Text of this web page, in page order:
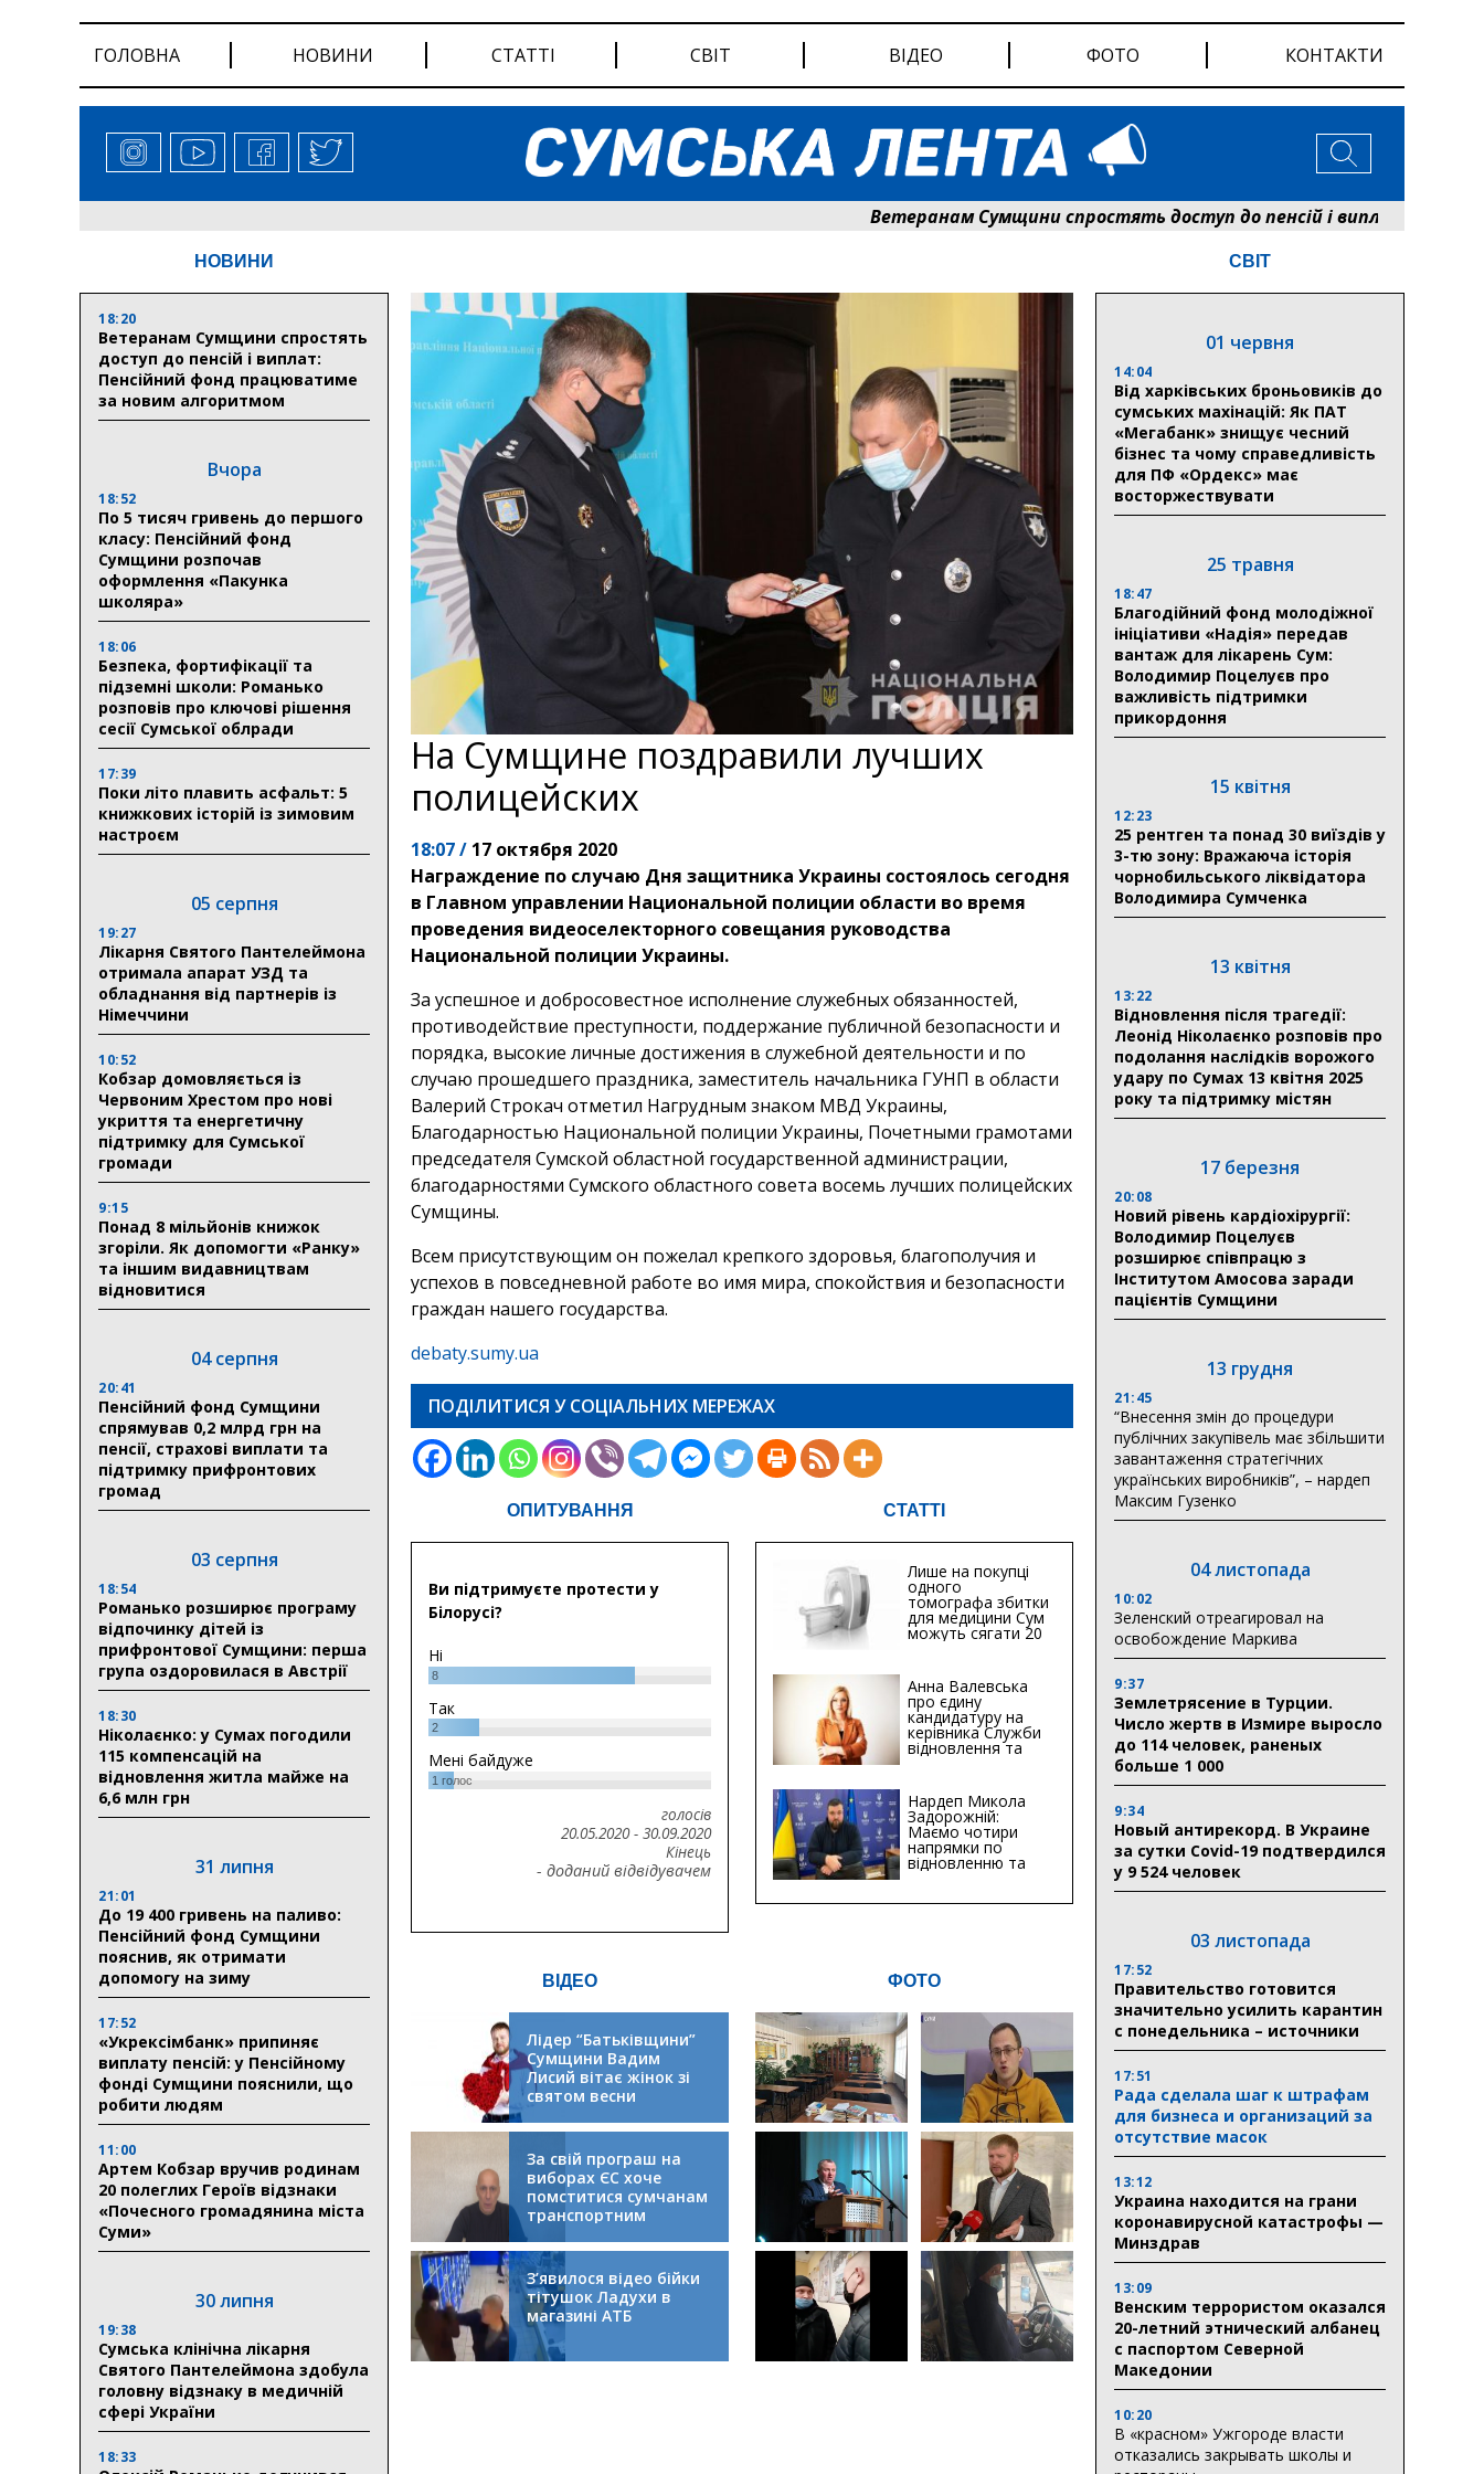
ГОЛОВНА НОВИНИ СТАТТІ СВІТ ВІДЕО ФОТО КОНТАКТИ
Ветеранам Сумщини спростять доступ до пенсій і виплат:
НОВИНИ
18:20
Ветеранам Сумщини спростять
доступ до пенсій і виплат:
Пенсійний фонд працюватиме
за новим алгоритмом
Вчора
18:52
По 5 тисяч гривень до першого
класу: Пенсійний фонд
Сумщини розпочав
оформлення «Пакунка
школяра»
18:06
Безпека, фортифікації та
підземні школи: Романько
розповів про ключові рішення
сесії Сумської облради
17:39
Поки літо плавить асфальт: 5
книжкових історій із зимовим
настроєм
05 серпня
19:27
Лікарня Святого Пантелеймона
отримала апарат УЗД та
обладнання від партнерів із
Німеччини
10:52
Кобзар домовляється із
Червоним Хрестом про нові
укриття та енергетичну
підтримку для Сумської
громади
9:15
Понад 8 мільйонів книжок
згоріли. Як допомогти «Ранку»
та іншим видавництвам
відновитися
04 серпня
20:41
Пенсійний фонд Сумщини
спрямував 0,2 млрд грн на
пенсії, страхові виплати та
підтримку прифронтових
громад
03 серпня
18:54
Романько розширює програму
відпочинку дітей із
прифронтової Сумщини: перша
група оздоровилася в Австрії
18:30
Ніколаєнко: у Сумах погодили
115 компенсацій на
відновлення житла майже на
6,6 млн грн
31 липня
21:01
До 19 400 гривень на паливо:
Пенсійний фонд Сумщини
пояснив, як отримати
допомогу на зиму
17:52
«Укрексімбанк» припиняє
виплату пенсій: у Пенсійному
фонді Сумщини пояснили, що
робити людям
11:00
Артем Кобзар вручив родинам
20 полеглих Героїв відзнаки
«Почесного громадянина міста
Суми»
30 липня
19:38
Сумська клінічна лікарня
Святого Пантелеймона здобула
головну відзнаку в медичній
сфері України
18:33
На Сумщине поздравили лучших
полицейских
18:07 / 17 октября 2020
Награждение по случаю Дня защитника Украины состоялось сегодня
в Главном управлении Национальной полиции области во время
проведения видеоселекторного совещания руководства
Национальной полиции Украины.
За успешное и добросовестное исполнение служебных обязанностей,
противодействие преступности, поддержание публичной безопасности и
порядка, высокие личные достижения в служебной деятельности и по
случаю прошедшего праздника, заместитель начальника ГУНП в области
Валерий Строкач отметил Нагрудным знаком МВД Украины,
Благодарностью Национальной полиции Украины, Почетными грамотами
председателя Сумской областной государственной администрации,
благодарностями Сумского областного совета восемь лучших полицейских
Сумщины.
Всем присутствующим он пожелал крепкого здоровья, благополучия и
успехов в повседневной работе во имя мира, спокойствия и безопасности
граждан нашего государства.
debaty.sumy.ua
ПОДІЛИТИСЯ У СОЦІАЛЬНИХ МЕРЕЖАХ
ОПИТУВАННЯ
Ви підтримуєте протести у
Білорусі?
Ні
8
Так
2
Мені байдуже
1голос
голосів
20.05.2020- 30.09.2020
Кінець
- доданий відвідувачем
СТАТТІ
Лише на покупці
одного
томографа збитки
для медицини Сум
можуть сягати 20
мільйонів гривень
Анна Валевська
про єдину
кандидатуру на
керівника Служби
відновлення та
інфраструктури у
Хіба...
Нардеп Микола
Задорожній:
Маємо чотири
напрямки по
відновленню та
будівництву
інфраструктури
ВІДЕО
Лідер “Батьківщини”
Сумщини Вадим
Лисий вітає жінок зі
святом весни
За свій програш на
виборах ЄС хоче
помститися сумчанам
транспортним
колапсом
З’явилося відео бійки
тітушок Ладухи в
магазині АТБ
ФОТО
СВІТ
01 червня
14:04
Від харківських броньовиків до
сумських махінацій: Як ПАТ
«Мегабанк» знищує чесний
бізнес та чому справедливість
для ПФ «Ордекс» має
восторжествувати
25 травня
18:47
Благодійний фонд молодіжної
ініціативи «Надія» передав
вантаж для лікарень Сум:
Володимир Поцелуєв про
важливість підтримки
прикордоння
15 квітня
12:23
25 рентген та понад 30 виїздів у
3-тю зону: Вражаюча історія
чорнобильського ліквідатора
Володимира Сумченка
13 квітня
13:22
Відновлення після трагедії:
Леонід Ніколаєнко розповів про
подолання наслідків ворожого
удару по Сумах 13 квітня 2025
року та підтримку містян
17 березня
20:08
Новий рівень кардіохірургії:
Володимир Поцелуєв
розширює співпрацю з
Інститутом Амосова заради
пацієнтів Сумщини
13 грудня
21:45
“Внесення змін до процедури
публічних закупівель має збільшити
завантаження стратегічних
українських виробників”, – нардеп
Максим Гузенко
04 листопада
10:02
Зеленский отреагировал на
освобождение Маркива
9:37
Землетрясение в Турции.
Число жертв в Измире выросло
до 114 человек, раненых
больше 1 000
9:34
Новый антирекорд. В Украине
за сутки Covid-19 подтвердился
у 9 524 человек
03 листопада
17:52
Правительство готовится
значительно усилить карантин
с понедельника – источники
17:51
Рада сделала шаг к штрафам
для бизнеса и организаций за
отсутствие масок
13:12
Украина находится на грани
коронавирусной катастрофы —
Минздрав
13:09
Венским террористом оказался
20-летний этнический албанец
с паспортом Северной
Македонии
10:20
В «красном» Ужгороде власти
отказались закрывать школы и